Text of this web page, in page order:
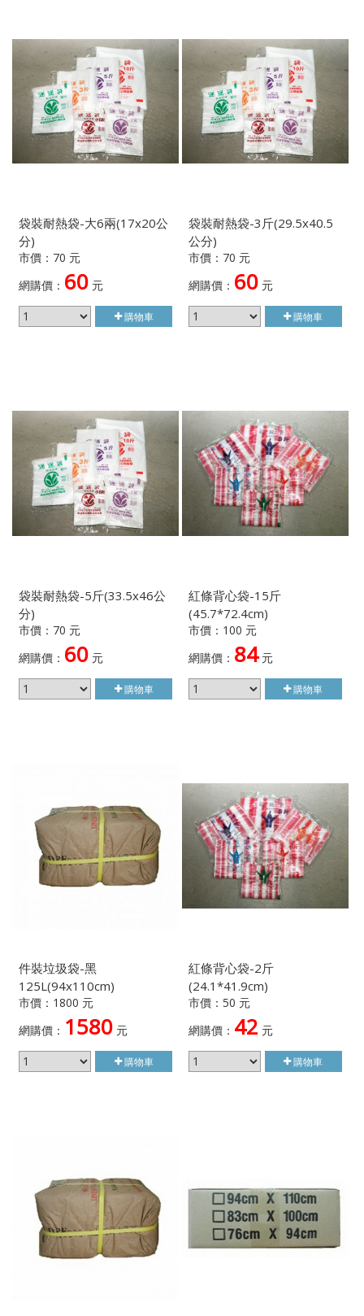
袋裝耐熱袋-大6兩(17x20公
分)
市價：70 元
網購價： 60 元
購物車
袋裝耐熱袋-3斤(29.5x40.5
公分)
市價：70 元
網購價： 60元
購物車
袋裝耐熱袋-5斤(33.5x46公
分)
市價：70 元
網購價： 60 元
購物車
紅條背心袋-15斤
(45.7*72.4cm)
市價：100 元
網購價： 84元
購物車
件裝垃圾袋-黑
125L(94x110cm)
市價：1800 元
網購價： 1580 元
購物車
紅條背心袋-2斤
(24.1*41.9cm)
市價：50 元
網購價： 42 元
購物車